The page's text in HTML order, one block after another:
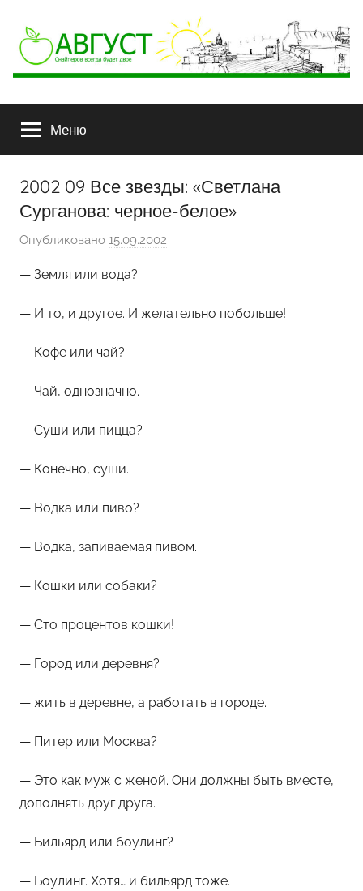
АВГУСТ
будет
двое
Меню
2002 09 Все звезды: «Светлана
Сурганова: черное-белое»
Опубликовано 15.09.2002
— Земля или вода?
— И то, и другое. И желательно побольше!
— Кофе или чай?
— Чай, однозначно.
— Суши или пицца?
— Конечно, суши.
— Водка или пиво?
— Водка, запиваемая пивом.
— Кошки или собаки?
— Сто процентов кошки!
— Город или деревня?
— жить в деревне, а работать в городе.
— Питер или Москва?
— Это как муж с женой. Они должны быть вместе,
дополнять друг друга.
— Бильярд или боулинг?
— Боулинг. Хотя… и бильярд тоже.